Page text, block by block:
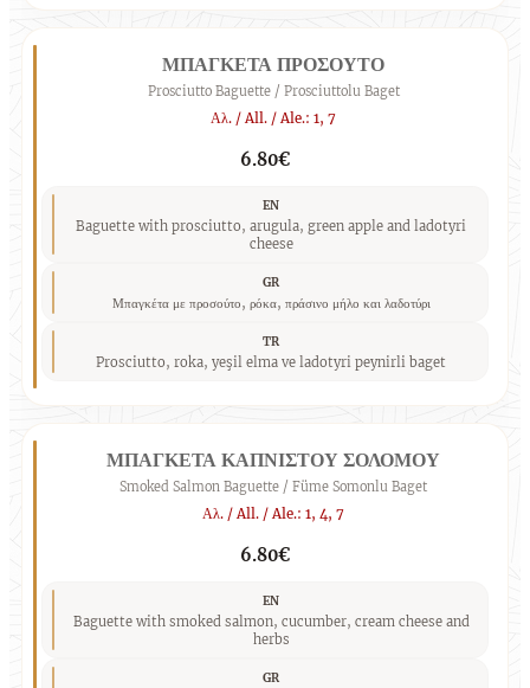
ΜΠΑΓΚΕΤΑ ΠΡΟΣΟΥΤΟ
Prosciutto Baguette / Prosciuttolu Baget
Αλ. / All. / Ale.: 1, 7
6.80€
EN
Baguette with prosciutto, arugula, green apple and ladotyri
cheese
GR
Μπαγκέτα με προσούτο, ρόκα, πράσινο μήλο και λαδοτύρι
TR
Prosciutto, roka, yeşil elma ve ladotyri peynirli baget
ΜΠΑΓΚΕΤΑ ΚΑΠΝΙΣΤΟΥ ΣΟΛΟΜΟΥ
Smoked Salmon Baguette / Füme Somonlu Baget
Αλ. / All. / Ale.: 1, 4, 7
6.80€
EN
Baguette with smoked salmon, cucumber, cream cheese and
herbs
GR